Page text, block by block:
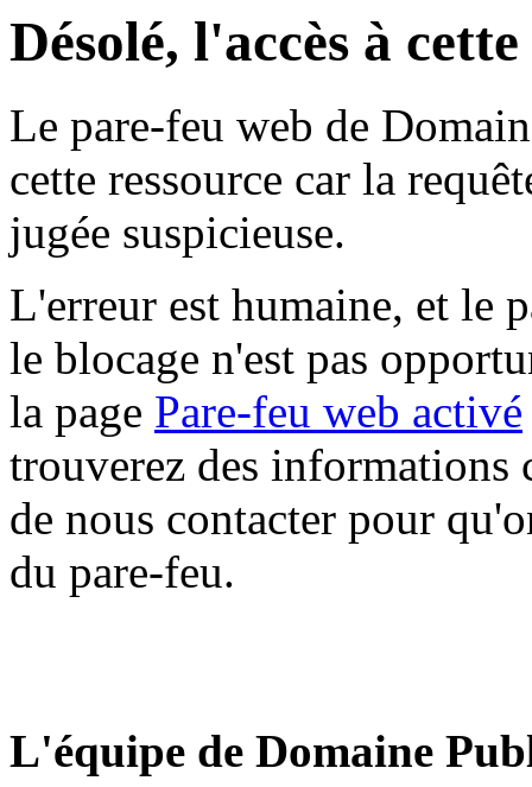
Désolé, l'accès à
Le pare-feu web de
cette ressource car la
jugée suspicieuse.
L'erreur est humaine, et le
le blocage n'est pas
la page Pare-feu web activé
trouverez des informations
de nous contacter pour
du pare-feu.
L'équipe de Domaine